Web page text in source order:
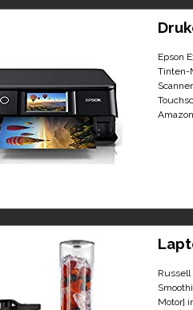
Epson
Tinten-
Russell
Motor]